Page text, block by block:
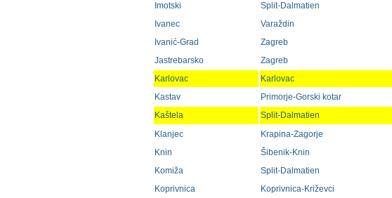
Imotski
Split-Dalmatien
Ivanec
Varaždin
Ivanić-Grad
Zagreb
Jastrebarsko
Zagreb
Karlovac
Karlovac
Kastav
Primorje-Gorski kotar
Kaštela
Split-Dalmatien
Klanjec
Krapina-Zagorje
Knin
Šibenik-Knin
Komiža
Split-Dalmatien
Koprivnica
Koprivnica-Križevci